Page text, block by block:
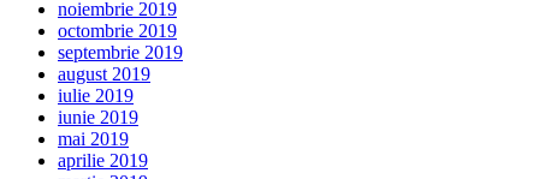
noiembrie 2019
octombrie 2019
septembrie 2019
august 2019
iulie 2019
iunie 2019
mai 2019
aprilie 2019